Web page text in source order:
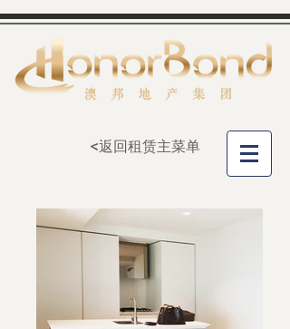
<返回租赁主菜单